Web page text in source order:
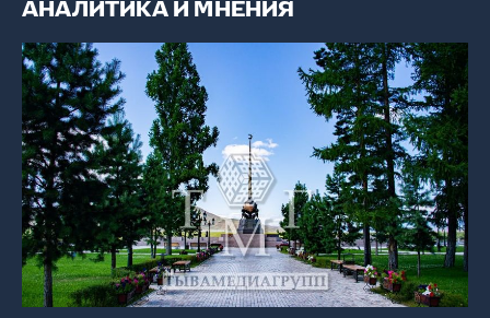
АНАЛИТИКА И МНЕНИЯ